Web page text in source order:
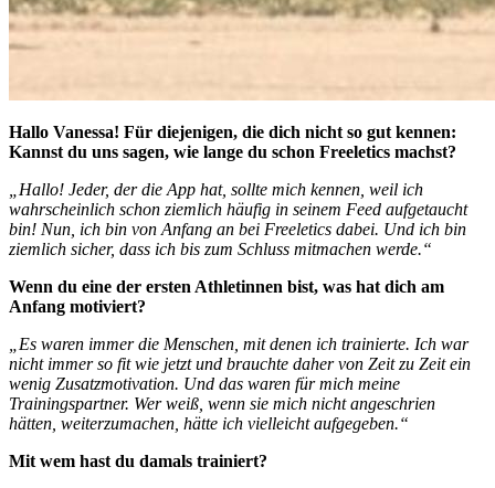
Hallo Vanessa! Für diejenigen, die dich nicht so gut kennen:
Kannst du uns sagen, wie lange du schon Freeletics machst?
„Hallo! Jeder, der die App hat, sollte mich kennen, weil ich
wahrscheinlich schon ziemlich häufig in seinem Feed aufgetaucht
bin! Nun, ich bin von Anfang an bei Freeletics dabei. Und ich bin
ziemlich sicher, dass ich bis zum Schluss mitmachen werde.“
Wenn du eine der ersten Athletinnen bist, was hat dich am
Anfang motiviert?
„Es waren immer die Menschen, mit denen ich trainierte. Ich war
nicht immer so fit wie jetzt und brauchte daher von Zeit zu Zeit ein
wenig Zusatzmotivation. Und das waren für mich meine
Trainingspartner. Wer weiß, wenn sie mich nicht angeschrien
hätten, weiterzumachen, hätte ich vielleicht aufgegeben.“
Mit wem hast du damals trainiert?